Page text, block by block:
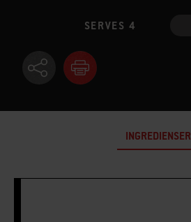
SERVES 4
INGREDIENSER